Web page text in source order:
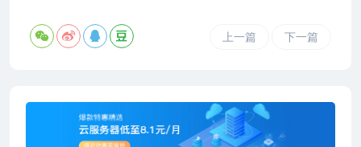
上一篇 下一篇